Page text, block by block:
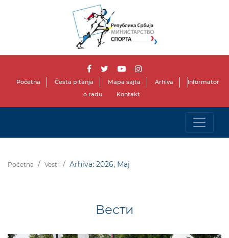
Početna Česta pitanja Mapa sajta Arhiva
Informator
o radu
Kontakt
Početna Vesti Arhiva: 2026, Мај
Вести